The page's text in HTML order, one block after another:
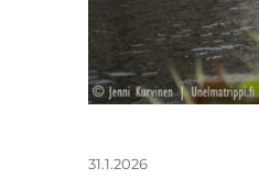
Julkaistu
31.1.2026